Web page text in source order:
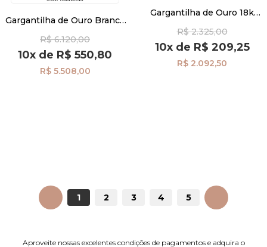
Gargantilha de Ouro Branco
ga07876
R$ 6.120,00
10x de R$ 550,80
R$ 5.508,00
Gargantilha de Ouro 18k
40cm ga07732
R$ 2.325,00
10xde R$ 209,25
R$ 2.092,50
ANTERIOR 1 2 3 4 5PRÓXIMO
Aproveite nossas excelentes condições de pagamentos e adquira o